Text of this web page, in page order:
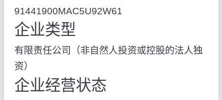
91441900MAC5U92W61
企业类型
有限责任公司（非自然人投资或控股的法人独
资）
企业经营状态